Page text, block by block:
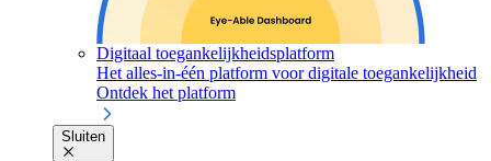
Digitaal toegankelijkheidsplatform
Het alles-in-één platform voor digitale toegankelijkheid
Ontdek het platform
Sluiten